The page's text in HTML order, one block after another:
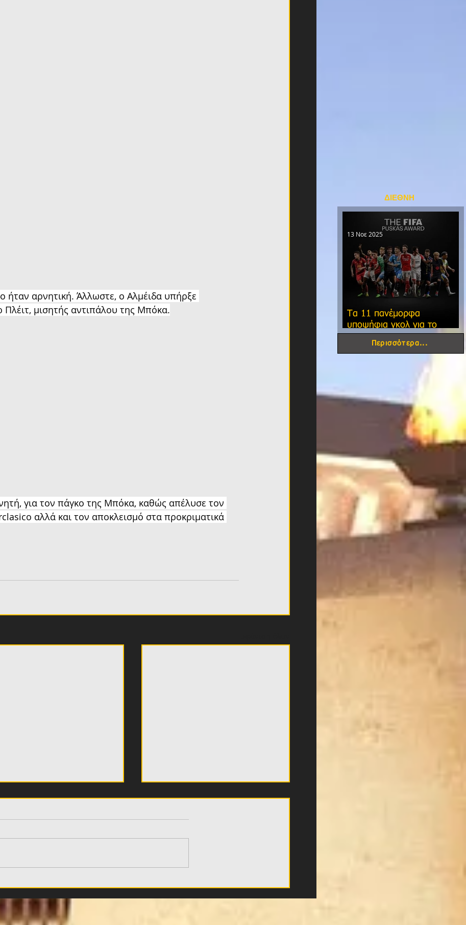
αρνητική. Άλλωστε, ο Αλμέιδα υπήρξε
Πλέιτ, μισητής αντιπάλου της Μπόκα.
για τον πάγκο της Μπόκα, καθώς απέλυσε τον
αλλά και τον αποκλεισμό στα προκριματικά
του Superbet
Cup και των
- Ανοιχτοί στο
Φιλαδέλφεια (VIDEO)
ΔΙΕΘΝΗ
Τα 11 πανέμορφα
υποψήφια γκολ για το
φετινό FIFA Puskas Award!
13 Νοε 2025
Περισσότερα...